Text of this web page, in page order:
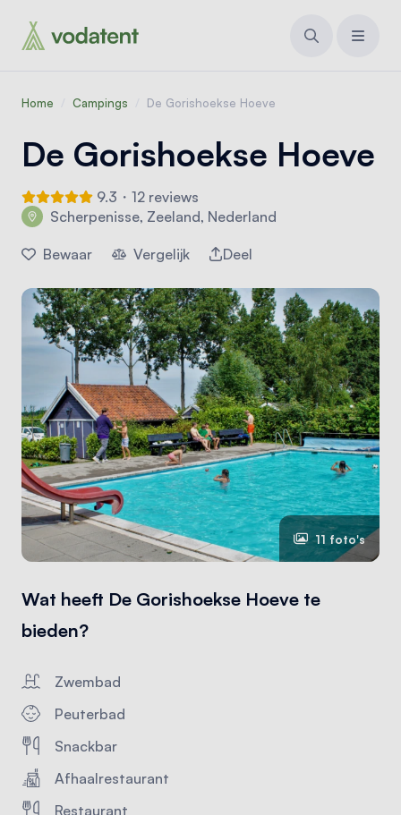
Home Campings De Gorishoekse Hoeve
De Gorishoekse Hoeve
9.3・12 reviews
Scherpenisse, Zeeland, Nederland
Bewaar Vergelijk Deel
11 foto's
Wat heeft De Gorishoekse Hoeve te
bieden?
Zwembad
Peuterbad
Snackbar
Afhaalrestaurant
Restaurant